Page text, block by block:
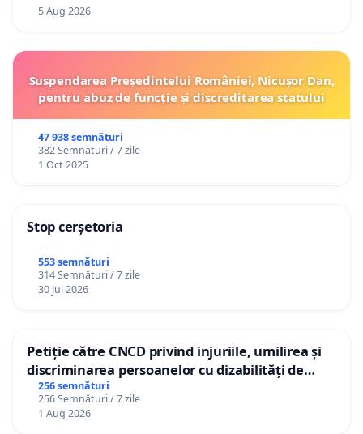
5 Aug 2026
Suspendarea Președintelui României, Nicușor Dan,
pentru abuz de funcție și discreditarea statului
47 938 semnături
382 Semnături / 7 zile
1 Oct 2025
Stop cerșetoria
553 semnături
314 Semnături / 7 zile
30 Jul 2026
Petiție către CNCD privind injuriile, umilirea și
discriminarea persoanelor cu dizabilități de
către utilizatorul TikTok „Gorici”
256 semnături
256 Semnături / 7 zile
1 Aug 2026